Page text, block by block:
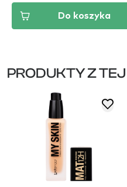
Do koszyka
PRODUKTY Z